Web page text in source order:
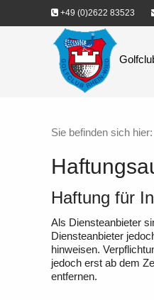
+49 (0)2622 83523
Sie befinden sich hier:
Haftung für
Als Diensteanbieter
Diensteanbieter
hinweisen.
jedoch erst ab dem
entfernen.